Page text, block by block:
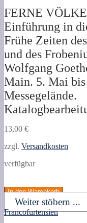
FERNE
Einführung in
Frühe Zeiten
und des
Wolfgang
Main. 5. Mai
Messegelände.
13,00 €
zzgl. Versandkosten
verfügbar
VÖLKER
FRÜHE
ZEITEN.
In den Warenkorb
Weiter stöbern ...
Francofurtensien